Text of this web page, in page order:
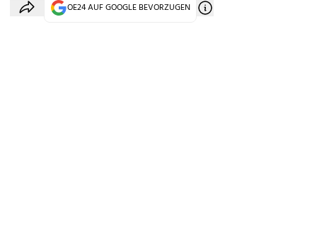
OE24 AUF GOOGLE BEVORZUGEN